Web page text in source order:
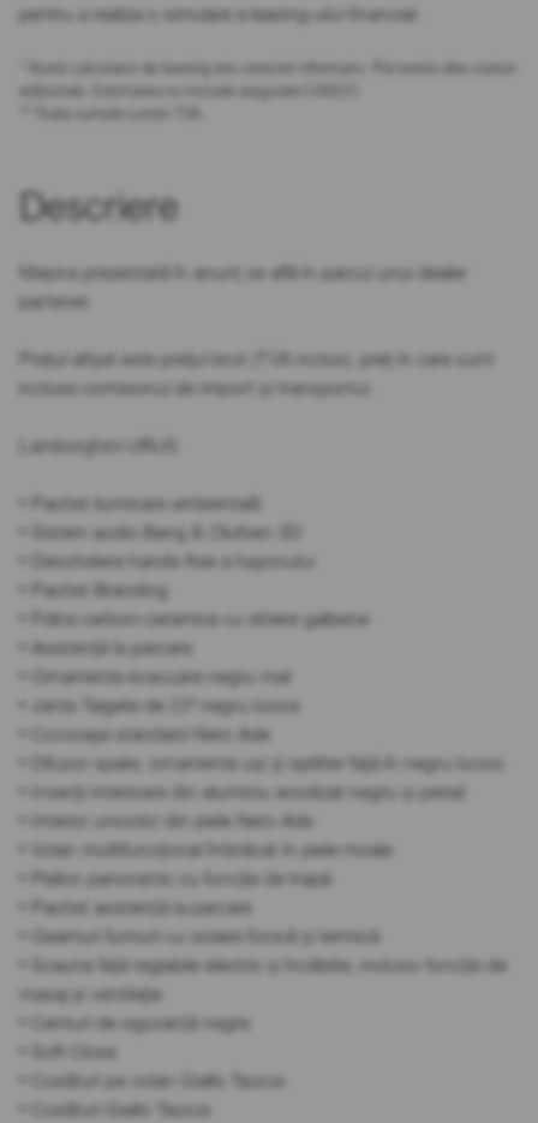
pentru a realiza o simulare a leasing-ului financiar.
* Acest calculator de leasing are caracter informativ. Pot exista alte costuri
adiționale. Estimarea nu include asigurare CASCO.
** Toate sumele conțin TVA.
Descriere
Mașina prezentată în anunț se află în parcul unui dealer
partener.
Prețul afișat este prețul brut (TVA inclus), preț în care sunt
incluse comisionul de import și transportul.
Lamborghini URUS
• Pachet iluminare ambientală
• Sistem audio Bang & Olufsen 3D
• Deschidere hands-free a hayonului
• Pachet Branding
• Frâne carbon-ceramice cu etriere galbene
• Asistență la parcare
• Ornamente evacuare negru mat
• Jante Taigete de 23" negru lucios
• Covorașe standard Nero Ade
• Difuzor spate, ornamente uși și splitter față în negru lucios
• Inserții interioare din aluminiu anodizat negru și periat
• Interior unicolor din piele Nero Ade
• Volan multifuncțional îmbrăcat în piele moale
• Plafon panoramic cu funcție de trapă
• Pachet asistență la parcare
• Geamuri fumurii cu izolare fonică și termică
• Scaune față reglabile electric și încălzite, inclusiv funcție de
masaj și ventilație
• Centuri de siguranță negre
• Soft Close
• Cusături pe volan Giallo Taurus
• Cusături Giallo Taurus